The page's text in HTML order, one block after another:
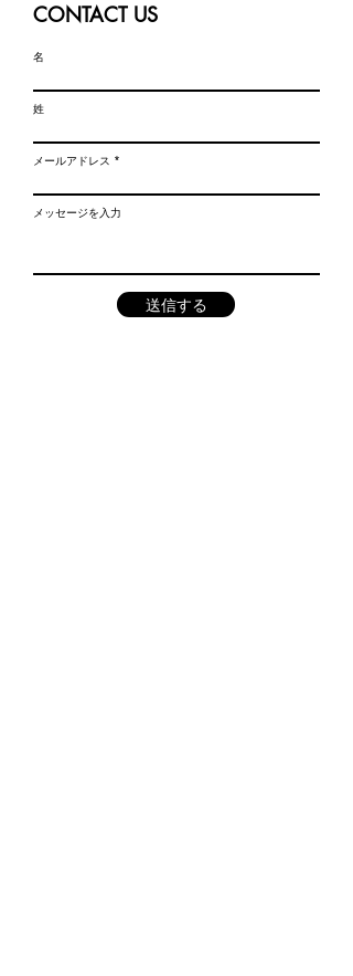
CONTACT US
名
姓
メールアドレス
メッセージを入力
送信する